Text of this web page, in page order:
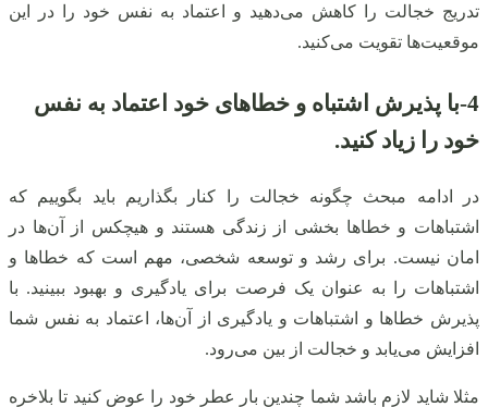
تدریج خجالت را کاهش می‌دهید و اعتماد به نفس خود را در این
موقعیت‌ها تقویت می‌کنید.
4- با پذیرش اشتباه و خطاهای خود اعتماد به نفس
خود را زیاد کنید.
در ادامه مبحث چگونه خجالت را کنار بگذاریم باید بگوییم که
اشتباهات و خطاها بخشی از زندگی هستند و هیچکس از آن‌ها در
امان نیست. برای رشد و توسعه شخصی، مهم است که خطاها و
اشتباهات را به عنوان یک فرصت برای یادگیری و بهبود ببینید. با
پذیرش خطاها و اشتباهات و یادگیری از آن‌ها، اعتماد به نفس شما
افزایش می‌یابد و خجالت از بین می‌رود.
مثلا شاید لازم باشد شما چندین بار عطر خود را عوض کنید تا بلاخره